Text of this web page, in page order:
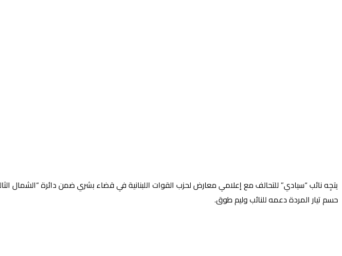
يتجِه نائب “سيادي” للتحالف مع إعلامي معارض لحزب القوات اللبنانية في قضاء بشري ضمن دائرة “الشمال
حسم تيار المردة دعمه للنائب وليم طوق.